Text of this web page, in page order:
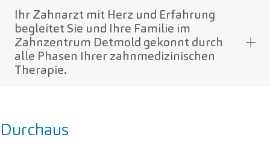
Ihr Zahnarzt mit Herz und Erfahrung
begleitet Sie und Ihre Familie im
Zahnzentrum Detmold gekonnt durch
alle Phasen Ihrer zahnmedizinischen
Therapie.
Durchaus